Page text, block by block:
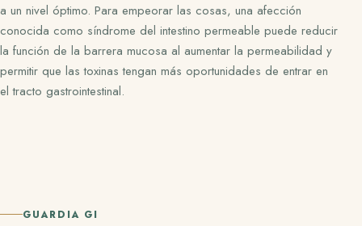
a un nivel óptimo. Para empeorar las cosas, una afección
conocida como síndrome del intestino permeable puede reducir
la función de la barrera mucosa al aumentar la permeabilidad y
permitir que las toxinas tengan más oportunidades de entrar en
el tracto gastrointestinal.
GUARDIA GI